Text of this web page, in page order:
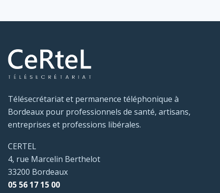
Télésecrétariat et permanence téléphonique à
Bordeaux pour professionnels de santé, artisans,
entreprises et professions libérales.
CERTEL
4, rue Marcelin Berthelot
33200 Bordeaux
05 56 17 15 00